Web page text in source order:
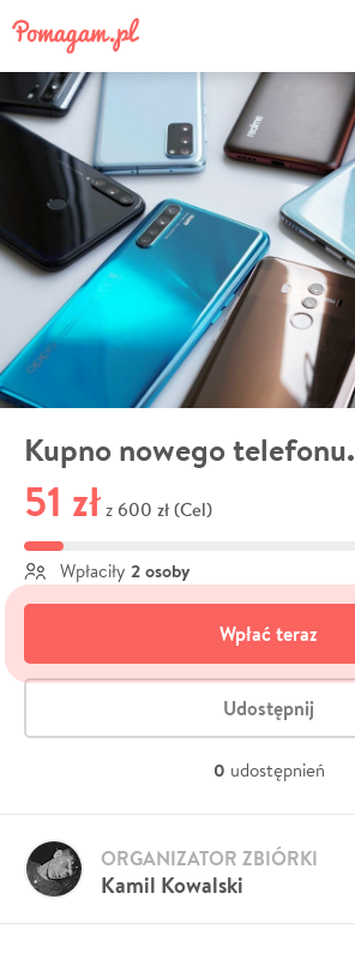
Kupno nowego telefonu.
51 zł z 600 zł (Cel)
Wpłaciły 2 osoby
Wpłać teraz
Udostępnij
0 udostępnień
Kamil Kowalski
ORGANIZATOR ZBIÓRKI